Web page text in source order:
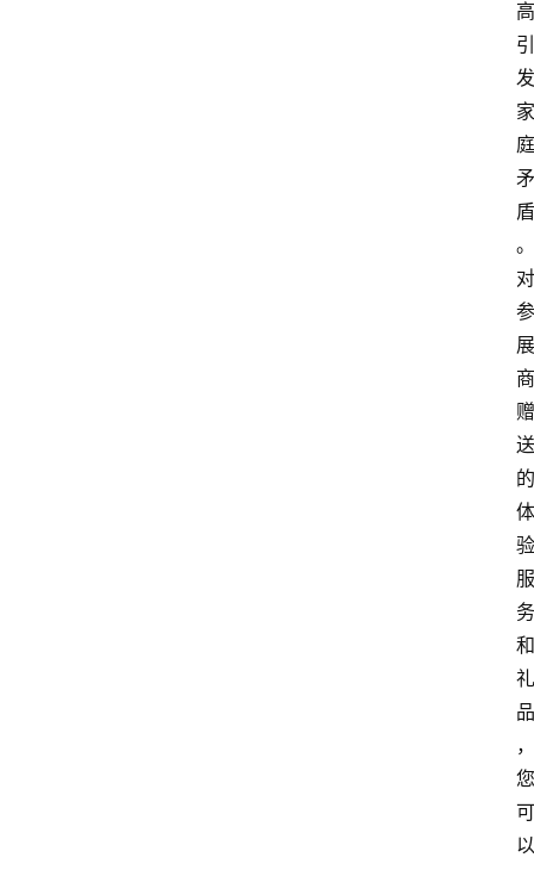
高
引
发
家
庭
矛
盾
。
对
参
展
商
赠
送
的
体
验
服
务
和
礼
品
，
您
可
以